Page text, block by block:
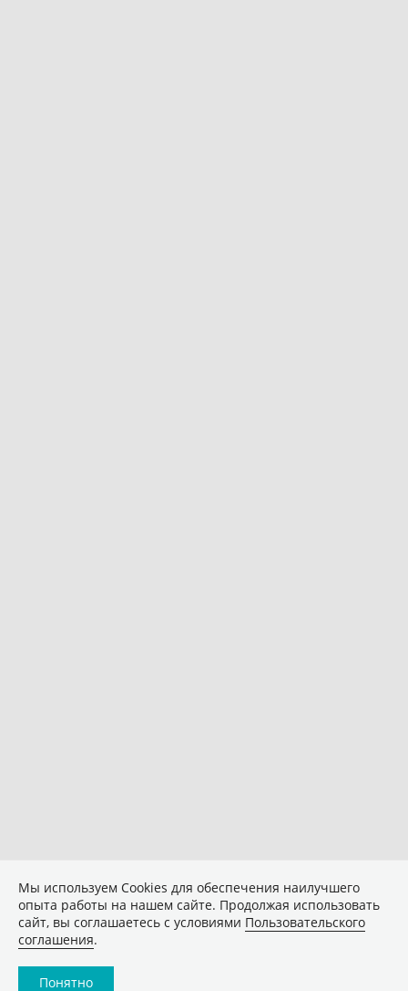
Мы используем Сookies для обеспечения наилучшего
опыта работы на нашем сайте. Продолжая использовать
сайт, вы соглашаетесь с условиями Пользовательского
соглашения.
Понятно